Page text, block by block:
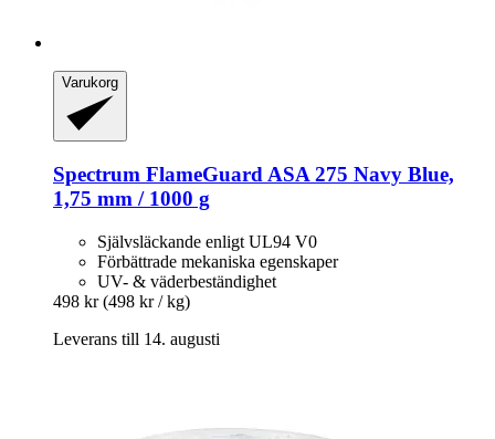
Varukorg
Spectrum FlameGuard ASA 275 Navy Blue,
1,75 mm / 1000 g
Självsläckande enligt UL94 V0
Förbättrade mekaniska egenskaper
UV- & väderbeständighet
498 kr (498 kr / kg)
Leverans till 14. augusti